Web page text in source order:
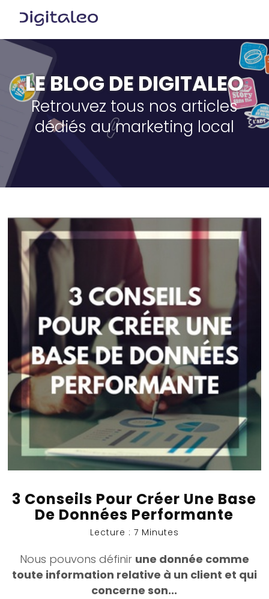
LE BLOG DE DIGITALEO
Retrouvez tous nos articles
dédiés au marketing local
3 Conseils Pour Créer Une Base
De Données Performante
Lecture : 7 Minutes
Nous pouvons définir une donnée comme
toute information relative à un client et qui
concerne son...